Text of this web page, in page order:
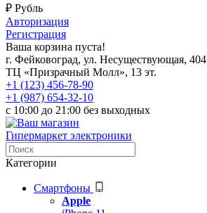
₽ Рубль
Авторизация
Регистрация
Ваша корзина пуста!
г. Фейковоград, ул. Несуществующая, 404
ТЦ «Призрачный Молл», 13 эт.
+1 (123) 456-78-90
+1 (987) 654-32-10
с 10:00 до 21:00 без выходных
Гипермаркет электроники
Категории
Смартфоны
Apple